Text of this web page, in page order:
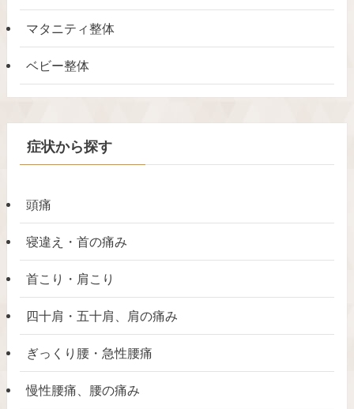
マタニティ整体
ベビー整体
症状から探す
頭痛
寝違え・首の痛み
首こり・肩こり
四十肩・五十肩、肩の痛み
ぎっくり腰・急性腰痛
慢性腰痛、腰の痛み